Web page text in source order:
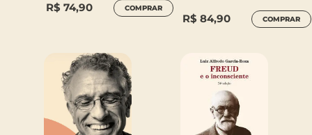
R$ 74,90 COMPRAR
R$ 84,90 COMPRAR